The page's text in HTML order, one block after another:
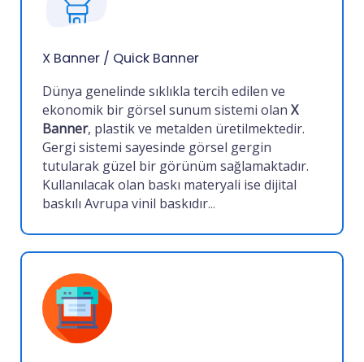
X Banner / Quick Banner
Dünya genelinde sıklıkla tercih edilen ve
ekonomik bir görsel sunum sistemi olan X
Banner, plastik ve metalden üretilmektedir.
Gergi sistemi sayesinde görsel gergin
tutularak güzel bir görünüm sağlamaktadır.
Kullanılacak olan baskı materyali ise dijital
baskılı Avrupa vinil baskıdır...